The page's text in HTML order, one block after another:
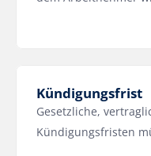
Kündigungsfrist
Gesetzliche,
Kündigungsfristen